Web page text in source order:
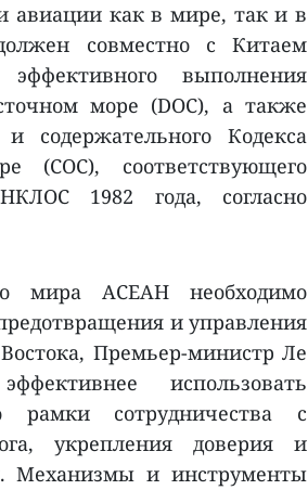
авиации как в мире, так и в
совместно с Китаем
выполнения
море (DOC), а также
содержательного Кодекса
соответствующего
1982 года, согласно
мира АСЕАН необходимо
и управления
Премьер-министр Ле
использовать
рамки сотрудничества с
укрепления доверия и
Механизмы и инструменты